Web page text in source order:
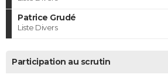
Patrice Grudé
Liste Divers
Participation au scrutin